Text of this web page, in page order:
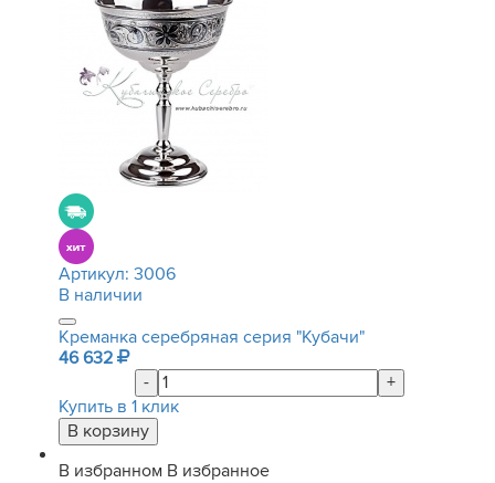
Артикул: 3006
В наличии
Креманка серебряная серия "Кубачи"
46 632
-
+
Купить в 1 клик
В избранном В избранное